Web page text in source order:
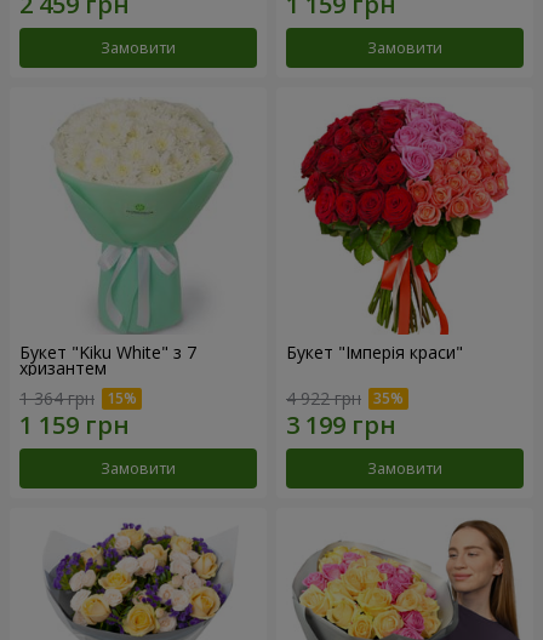
Замовити Замовити
Букет "Kiku White" з 7
хризантем
1 364 грн
Замовити
Букет "Імперія краси"
4 922 грн
Замовити